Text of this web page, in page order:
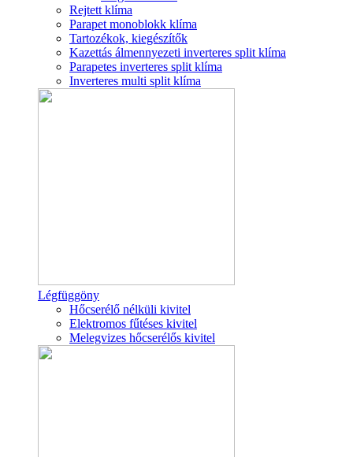
Rejtett klíma
Parapet monoblokk klíma
Tartozékok, kiegészítők
Kazettás álmennyezeti inverteres split klíma
Parapetes inverteres split klíma
Inverteres multi split klíma
Légfüggöny
Hőcserélő nélküli kivitel
Elektromos fűtéses kivitel
Melegvizes hőcserélős kivitel